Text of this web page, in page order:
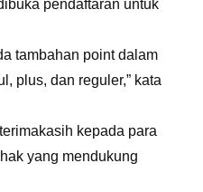
pendaftaran untuk
tambahan point dalam
plus, dan reguler,” kata
kepada para
yang mendukung